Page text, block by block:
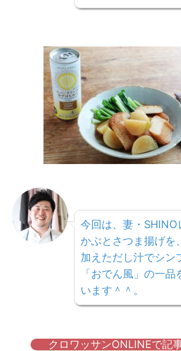
今回は、妻・SHINO
かぶとさつま揚げを
加えただし汁でシン
「おでん風」の一品
います＾＾。
クロワッサンONLINEで記